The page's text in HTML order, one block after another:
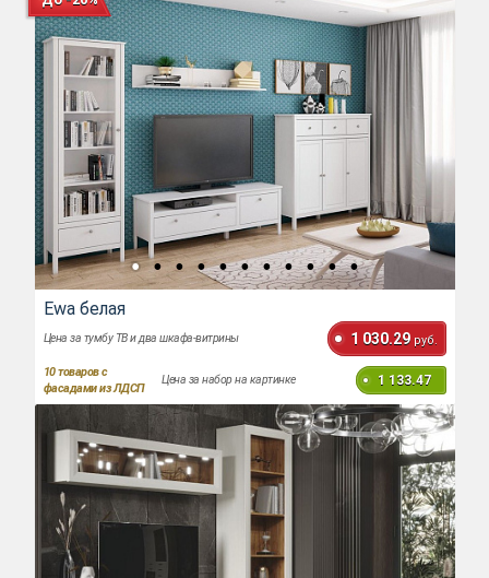
Ewa белая
Цена за тумбу ТВ и два шкафа-витрины 1 030.29 руб.
10товаров с
фасадами из ЛДСП
Цена за набор на картинке 1 133.47